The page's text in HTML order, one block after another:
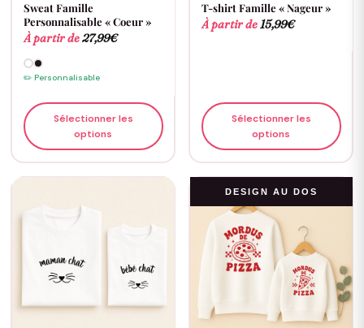
Sweat Famille
Personnalisable « Coeur »
À partir de27,99€
✏️ Personnalisable
Sélectionner les
options
T-shirt Famille « Nageur »
À partir de15,99€
Sélectionner les
options
DESIGN AU DOS